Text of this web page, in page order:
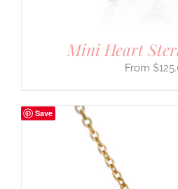
Mini Heart
$
Save